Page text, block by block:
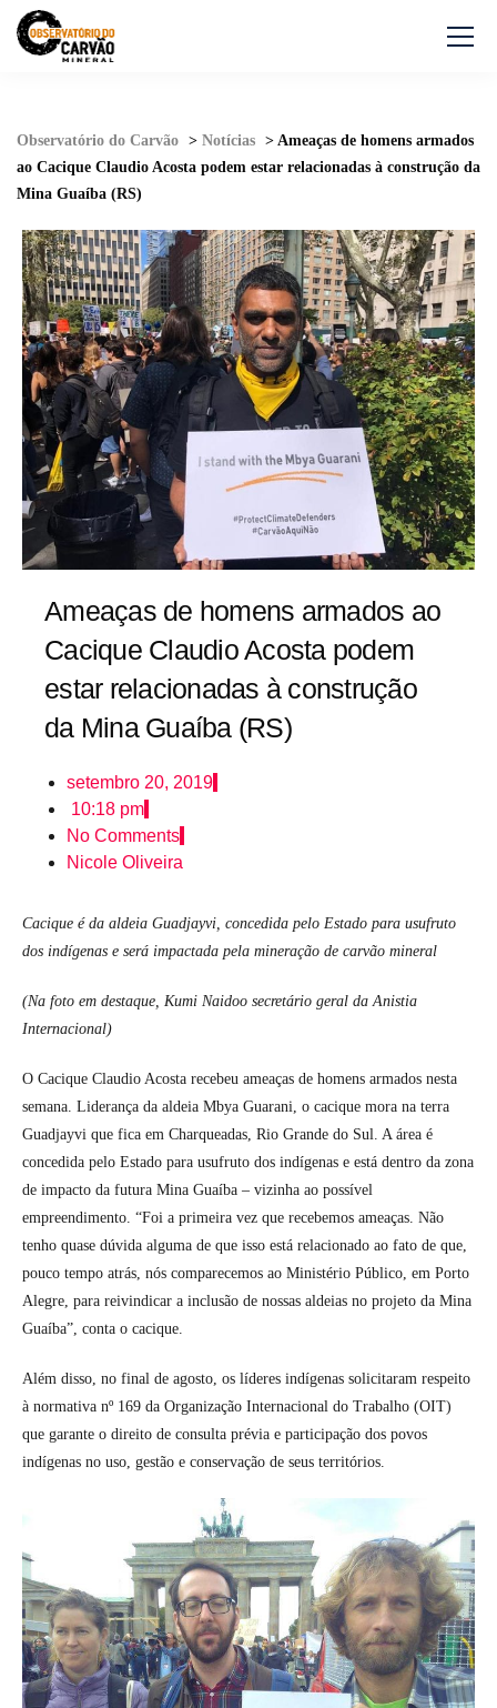
Observatório do Carvão > Notícias > Ameaças de homens armados
ao Cacique Claudio Acosta podem estar relacionadas à construção da
Mina Guaíba (RS)
Ameaças de homens armados ao
Cacique Claudio Acosta podem
estar relacionadas à construção
da Mina Guaíba (RS)
setembro 20, 2019
10:18 pm
No Comments
Nicole Oliveira
Cacique é da aldeia Guadjayvi, concedida pelo Estado para usufruto
dos indígenas e será impactada pela mineração de carvão mineral
(Na foto em destaque, Kumi Naidoo secretário geral da Anistia
Internacional)
O Cacique Claudio Acosta recebeu ameaças de homens armados nesta
semana. Liderança da aldeia Mbya Guarani, o cacique mora na terra
Guadjayvi que fica em Charqueadas, Rio Grande do Sul. A área é
concedida pelo Estado para usufruto dos indígenas e está dentro da zona
de impacto da futura Mina Guaíba – vizinha ao possível
empreendimento. “Foi a primeira vez que recebemos ameaças. Não
tenho quase dúvida alguma de que isso está relacionado ao fato de que,
pouco tempo atrás, nós comparecemos ao Ministério Público, em Porto
Alegre, para reivindicar a inclusão de nossas aldeias no projeto da Mina
Guaíba”, conta o cacique.
Além disso, no final de agosto, os líderes indígenas solicitaram respeito
à normativa nº 169 da Organização Internacional do Trabalho (OIT)
que garante o direito de consulta prévia e participação dos povos
indígenas no uso, gestão e conservação de seus territórios.